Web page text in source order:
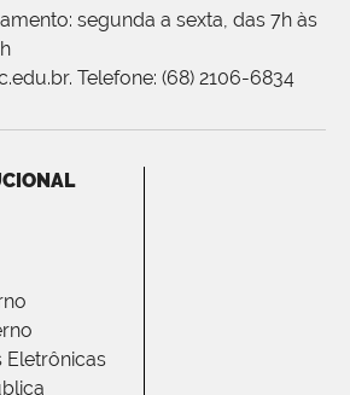
segunda a sexta, das 7h às
Telefone: (68) 2106-6834
Eletrônicas